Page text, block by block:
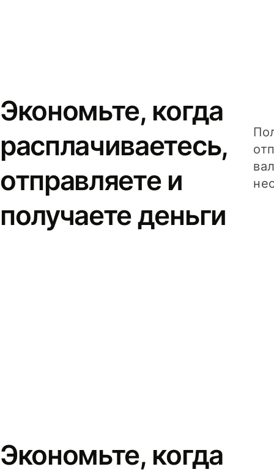
Экономьте, когда
расплачиваетесь,
отправляете и
получаете деньги
Экономьте, когда